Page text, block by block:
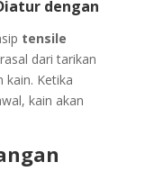
dengan
tensile
dari tarikan
kain. Ketika
kain akan